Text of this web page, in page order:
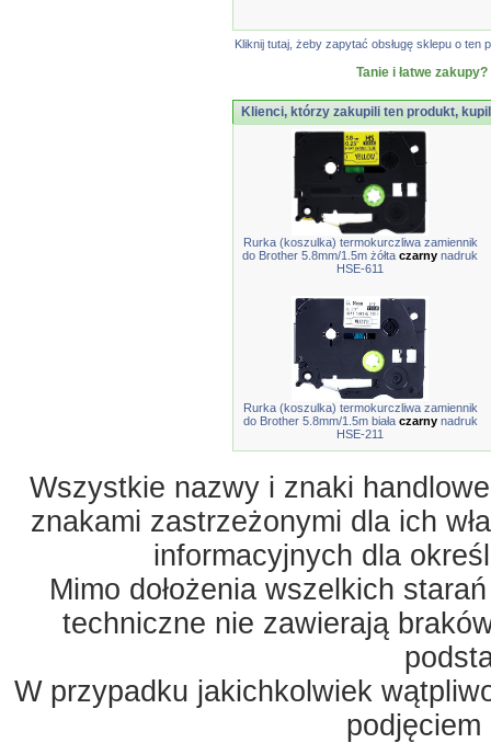
Kliknij tutaj, żeby zapytać obsługę sklepu o
Tanie i łatwe
Klienci, którzy zakupili ten produkt,
Rurka (koszulka) termokurczliwa zamiennik
do Brother 5.8mm/1.5m żółta czarny nadruk
HSE-611
Rurka (koszulka) termokurczliwa zamiennik
do Brother 5.8mm/1.5m białaczarnynadruk
HSE-211
Wszystkie nazwy i znaki
znakami zastrzeżonymi dla ich
informacyjnych dla
Mimo dołożenia wszelkich
techniczne nie zawierają
W przypadku jakichkolwiek